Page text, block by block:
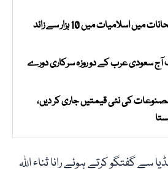
پشاور بورڈ: میٹرک امتحانات میں اسلامیات میں 10 ہزار سے زائد
آج سعودی عرب کے دو روزہ سرکاری دورے
کی نئی قیمتیں جاری کر دیں،
سے گفتگو کرتے ہوئے رانا ثناء اللہ